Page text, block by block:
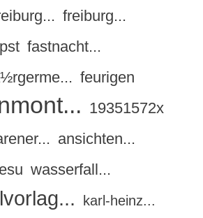
freiburg...
fastnacht...
feurigen
19351572x
ansichten...
wasserfall...
karl-heinz...